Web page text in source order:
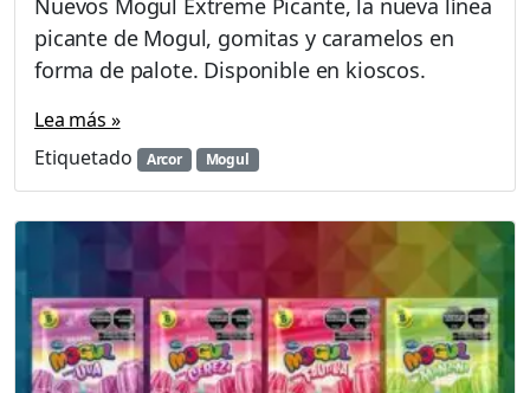
Nuevos Mogul Extreme Picante, la nueva línea
picante de Mogul, gomitas y caramelos en
forma de palote. Disponible en kioscos.
Lea más »
Etiquetado
Arcor Mogul